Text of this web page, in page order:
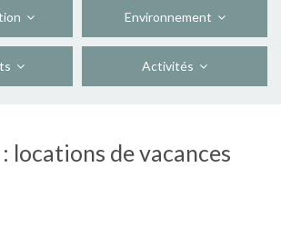
Environnement
Activités
locations de vacances